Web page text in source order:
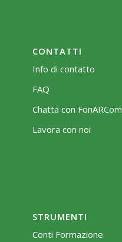
CONTATTI
Info di contatto
FAQ
Chatta con FonARCom
Lavora con noi
STRUMENTI
Conti Formazione